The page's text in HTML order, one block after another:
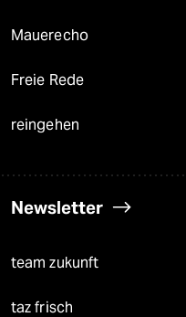
Mauerecho
Freie Rede
reingehen
Newsletter
team zukunft
taz frisch